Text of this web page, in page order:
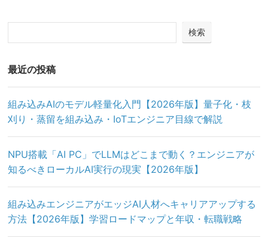
検索
最近の投稿
組み込みAIのモデル軽量化入門【2026年版】量子化・枝
刈り・蒸留を組み込み・IoTエンジニア目線で解説
NPU搭載「AI PC」でLLMはどこまで動く？エンジニアが
知るべきローカルAI実行の現実【2026年版】
組み込みエンジニアがエッジAI人材へキャリアアップする
方法【2026年版】学習ロードマップと年収・転職戦略